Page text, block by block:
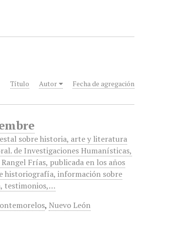
Título Autor Fecha de agregación
sobre historia, arte y literatura
de Investigaciones Humanísticas,
Frías, publicada en los años
historiografía, información sobre
testimonios,…
, Nuevo León